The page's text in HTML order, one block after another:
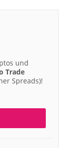
und
Trade
Spreads)!